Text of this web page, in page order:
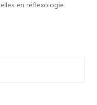
en réflexologie